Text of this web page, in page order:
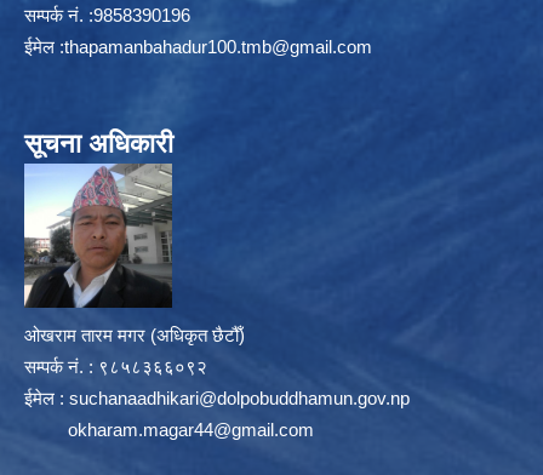
सम्पर्क न‌ं. :9858390196
ईमेल :thapamanbahadur100.tmb@gmail.com
सूचना अधिकारी
ओखराम तारम मगर (अधिकृत छैटौँ)
सम्पर्क न‌ं. : ९८५८३६६०९२
ईमेल : suchanaadhikari@dolpobuddhamun.gov.np
okharam.magar44@gmail.com